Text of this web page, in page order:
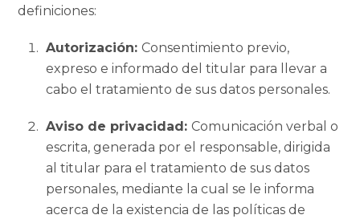
definiciones:
Autorización: Consentimiento previo,
expreso e informado del titular para llevar a
cabo el tratamiento de sus datos personales.
Aviso de privacidad: Comunicación verbal o
escrita, generada por el responsable, dirigida
al titular para el tratamiento de sus datos
personales, mediante la cual se le informa
acerca de la existencia de las políticas de